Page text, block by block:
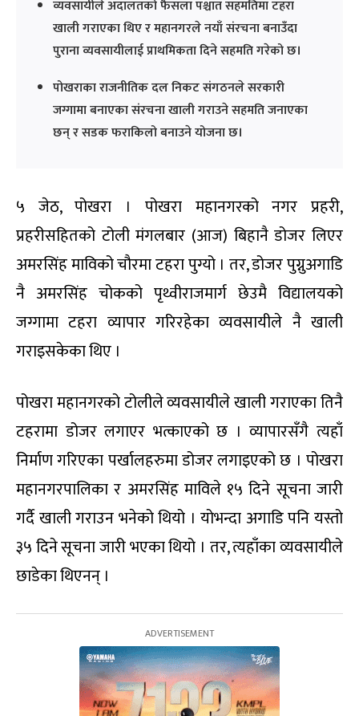
व्यवसायीले अदालतको फैसला पश्चात सहमतिमा टहरा
खाली गराएका थिए र महानगरले नयाँ संरचना बनाउँदा
पुराना व्यवसायीलाई प्राथमिकता दिने सहमति गरेको छ।
पोखराका राजनीतिक दल निकट संगठनले सरकारी
जग्गामा बनाएका संरचना खाली गराउने सहमति जनाएका
छन् र सडक फराकिलो बनाउने योजना छ।
५ जेठ, पोखरा । पोखरा महानगरको नगर प्रहरी,
प्रहरीसहितको टोली मंगलबार (आज) बिहानै डोजर लिएर
अमरसिंह माविको चौरमा टहरा पुग्यो । तर, डोजर पुग्नुअगाडि
नै अमरसिंह चोकको पृथ्वीराजमार्ग छेउमै विद्यालयको
जग्गामा टहरा व्यापार गरिरहेका व्यवसायीले नै खाली
गराइसकेका थिए ।
पोखरा महानगरको टोलीले व्यवसायीले खाली गराएका तिनै
टहरामा डोजर लगाएर भत्काएको छ । व्यापारसँगै त्यहाँ
निर्माण गरिएका पर्खालहरुमा डोजर लगाइएको छ । पोखरा
महानगरपालिका र अमरसिंह माविले १५ दिने सूचना जारी
गर्दै खाली गराउन भनेको थियो । योभन्दा अगाडि पनि यस्तो
३५ दिने सूचना जारी भएका थियो । तर, त्यहाँका व्यवसायीले
छाडेका थिएनन् ।